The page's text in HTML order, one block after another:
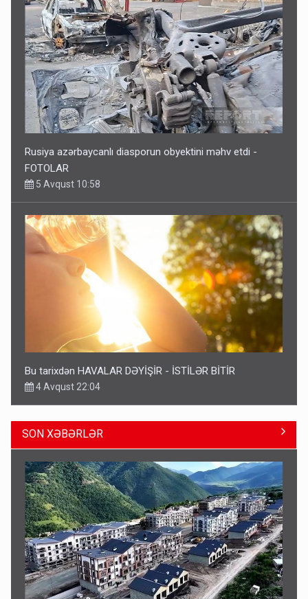
Rusiya azərbaycanlı diasporun obyektini məhv etdi -
FOTOLAR
5 Avqust 10:58
Bu tarixdən HAVALAR DƏYİŞİR - İSTİLƏR BİTİR
4 Avqust 22:04
ŞOK! David Seliverstov ölkədən qaçdı
6 Avqust 14:14
SON XƏBƏRLƏR